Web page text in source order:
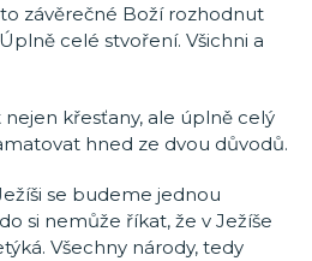
závěrečné Boží rozhodnut
celé stvoření. Všichni a
křesťany, ale úplně celý
hned ze dvou důvodů.
se budeme jednou
si nemůže říkat, že v Ježíše
Všechny národy, tedy